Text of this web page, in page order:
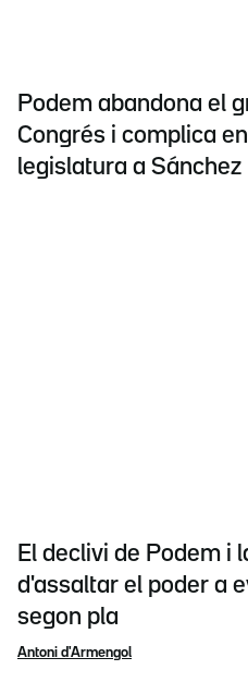
Podem abandona el
Congrés i complica
legislatura a Sánchez
El declivi de Podem i
d'assaltar el poder a
segon pla
Antoni d'Armengol